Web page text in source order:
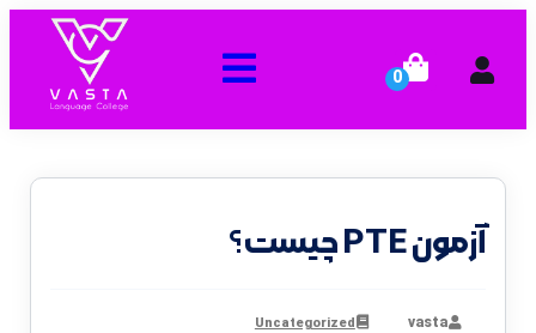
آزمون PTE چیست؟
vasta
Uncategorized